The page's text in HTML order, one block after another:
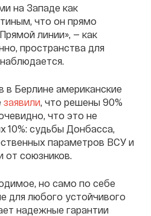
на Западе как
что он прямо
линии», — как
пространства для
в Берлине американские
заявили, что решены 90%
что это не
10%: судьбы Донбасса,
параметров ВСУ и
от союзников.
но само по себе
для любого устойчивого
надежные гарантии